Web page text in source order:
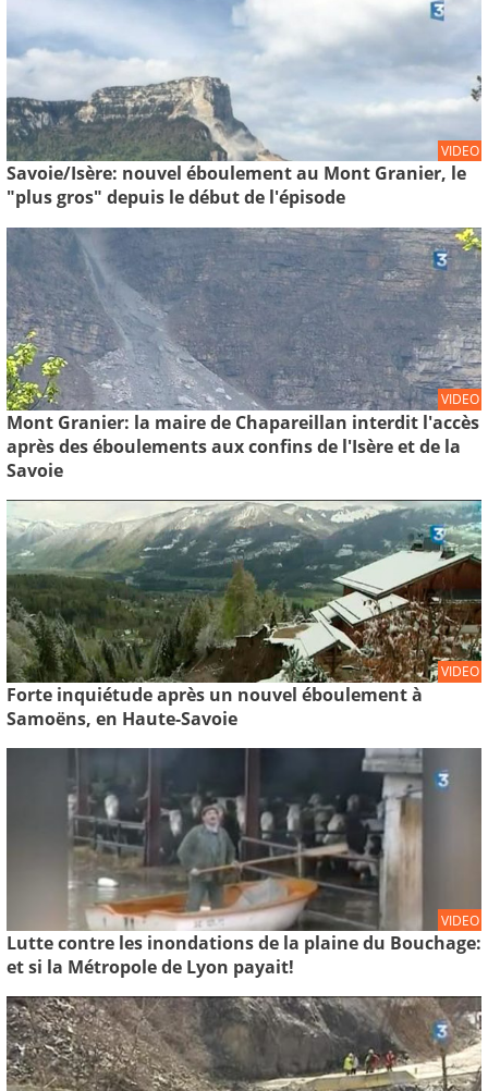
VIDEO
Savoie/Isère: nouvel éboulement au Mont Granier, le
"plus gros" depuis le début de l'épisode
VIDEO
Mont Granier: la maire de Chapareillan interdit l'accès
après des éboulements aux confins de l'Isère et de la
Savoie
VIDEO
Forte inquiétude après un nouvel éboulement à
Samoëns, en Haute-Savoie
VIDEO
Lutte contre les inondations de la plaine du Bouchage:
et si la Métropole de Lyon payait!